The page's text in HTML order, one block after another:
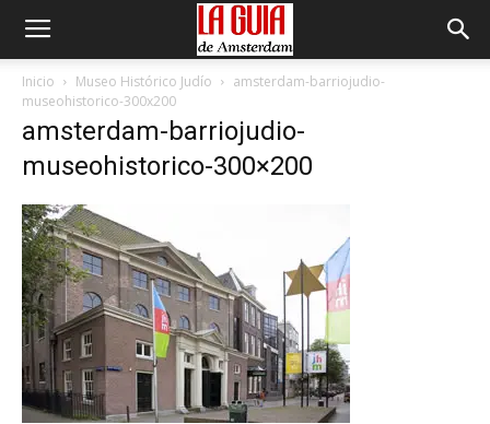
Inicio Museo Histórico Judío
amsterdam-barriojudio-
museohistorico-300x200
amsterdam-barriojudio-
museohistorico-300×200